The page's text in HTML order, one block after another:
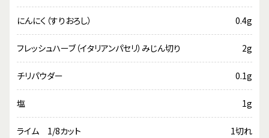
にんにく（すりおろし） 0.4g
フレッシュハーブ（イタリアンパセリ）みじん切り 2g
チリパウダー 0.1g
塩 1g
ライム 1/8カット 1切れ